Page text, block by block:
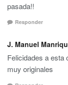
pasada!!
Responder
J. Manuel
Felicidades a esta
muy originales